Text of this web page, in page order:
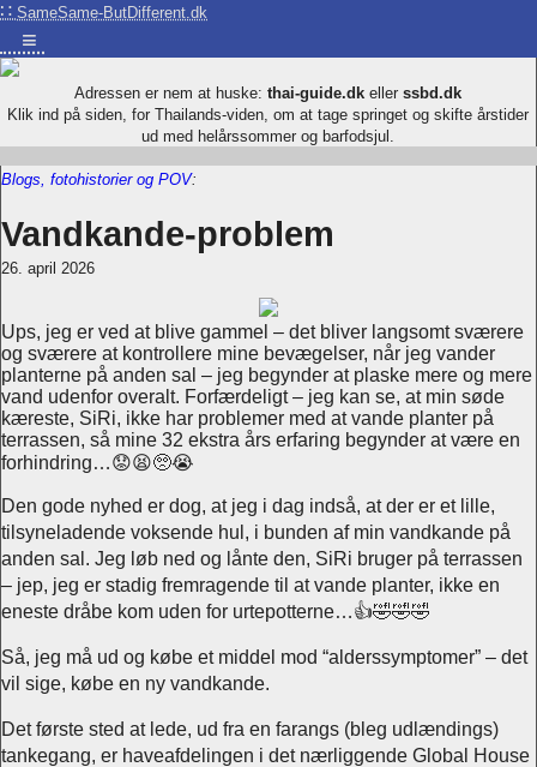
∷ SameSame-ButDifferent.dk
≡
Adressen er nem at huske: thai-guide.dk eller ssbd.dk
Klik ind på siden, for Thailands-viden, om at tage springet og skifte årstider
ud med helårssommer og barfodsjul.
Blogs, fotohistorier og POV:
Vandkande-problem
26. april 2026
Ups, jeg er ved at blive gammel – det bliver langsomt sværere
og sværere at kontrollere mine bevægelser, når jeg vander
planterne på anden sal – jeg begynder at plaske mere og mere
vand udenfor overalt. Forfærdeligt – jeg kan se, at min søde
kæreste, SiRi, ikke har problemer med at vande planter på
terrassen, så mine 32 ekstra års erfaring begynder at være en
forhindring…😟😫🥺😭
Den gode nyhed er dog, at jeg i dag indså, at der er et lille,
tilsyneladende voksende hul, i bunden af ​​min vandkande på
anden sal. Jeg løb ned og lånte den, SiRi bruger på terrassen
– jep, jeg er stadig fremragende til at vande planter, ikke en
eneste dråbe kom uden for urtepotterne…👍🤣🤣🤣
Så, jeg må ud og købe et middel mod “alderssymptomer” – det
vil sige, købe en ny vandkande.
Det første sted at lede, ud fra en farangs (bleg udlændings)
tankegang, er haveafdelingen i det nærliggende Global House